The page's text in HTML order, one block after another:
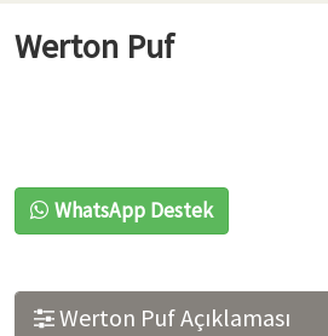
Werton Puf
WhatsApp Destek
Werton Puf Açıklaması